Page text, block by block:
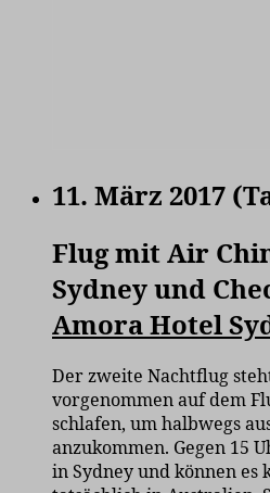
11. März 2017
Flug mit Air
Sydney und
Amora Hotel
Der zweite Nachtflug
vorgenommen auf dem
schlafen, um halbwegs
anzukommen. Gegen 15
in Sydney und können es